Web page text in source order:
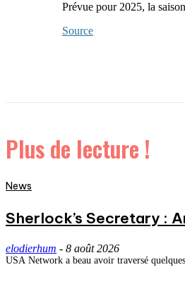
Prévue pour 2025, la
Source
Plus de lecture !
News
Sherlock’s Secretary :
elodierhum - 8 août 2026
USA Network a beau avoir traversé